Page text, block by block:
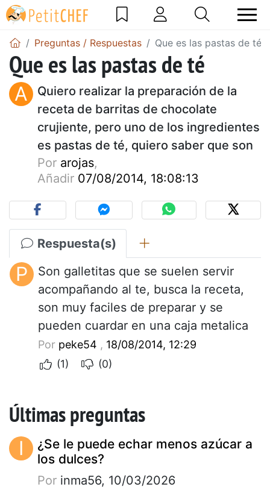
Preguntas / Respuestas Que es las pastas de té
Que es las pastas de té
A
Quiero realizar la preparación de la
receta de barritas de chocolate
crujiente, pero uno de los ingredientes
es pastas de té, quiero saber que son
Por arojas,
Añadir 07/08/2014, 18:08:13
Respuesta(s)
P
Son galletitas que se suelen servir
acompañando al te, busca la receta,
son muy faciles de preparar y se
pueden cuardar en una caja metalica
Por peke54 , 18/08/2014, 12:29
(1)
(0)
Últimas preguntas
I
¿Se le puede echar menos azúcar a
los dulces?
Por inma56, 10/03/2026